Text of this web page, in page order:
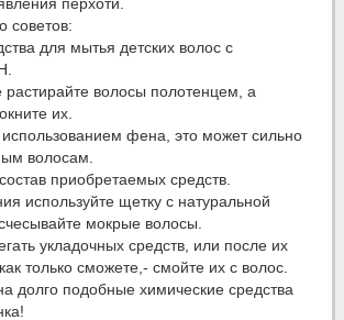
советов:
для мытья детских волос с
волосы полотенцем, а
их.
использованием фена, это может сильно
волосам.
приобретаемых средств.
используйте щетку с натуральной
мокрые волосы.
укладочных средств, или после их
только сможете,- смойте их с волос.
долго подобные химические средства